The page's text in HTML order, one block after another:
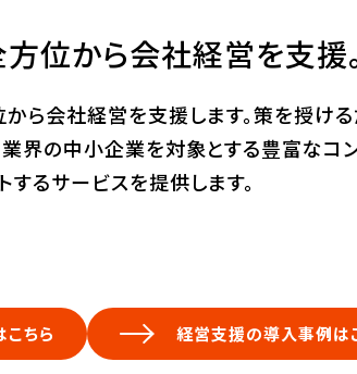
位から会社経営を支援
ら会社経営を支援します。策を授け
界の中小企業を対象とする豊富なコ
するサービスを提供します。
ちら 経営支援の導入事例は